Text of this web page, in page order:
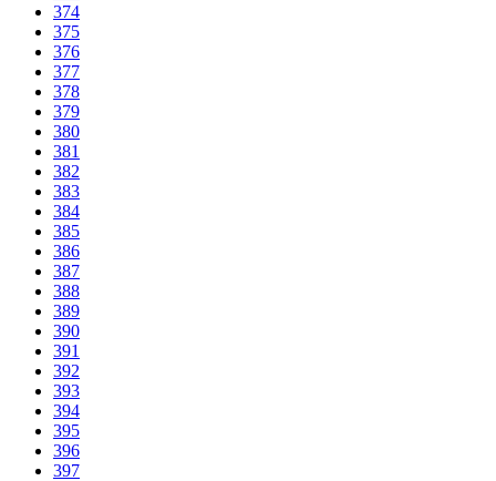
374
375
376
377
378
379
380
381
382
383
384
385
386
387
388
389
390
391
392
393
394
395
396
397